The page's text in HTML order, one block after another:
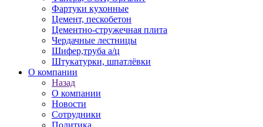
Фартуки кухонные
Цемент, пескобетон
Цементно-стружечная плита
Чердачные лестницы
Шифер,труба а/ц
Штукатурки, шпатлёвки
О компании
Назад
О компании
Новости
Сотрудники
Политика